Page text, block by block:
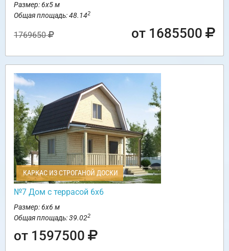
Размер: 6х5 м
Общая площадь: 48.142
1769650 от 1685500
КАРКАС ИЗ СТРОГАНОЙ ДОСКИ
№7 Дом с террасой 6х6
Размер: 6х6 м
Общая площадь: 39.022
от 1597500